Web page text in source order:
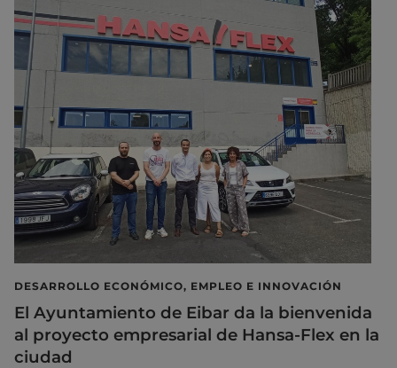
DESARROLLO ECONÓMICO, EMPLEO E INNOVACIÓN
El Ayuntamiento de Eibar da la bienvenida
al proyecto empresarial de Hansa-Flex en la
ciudad